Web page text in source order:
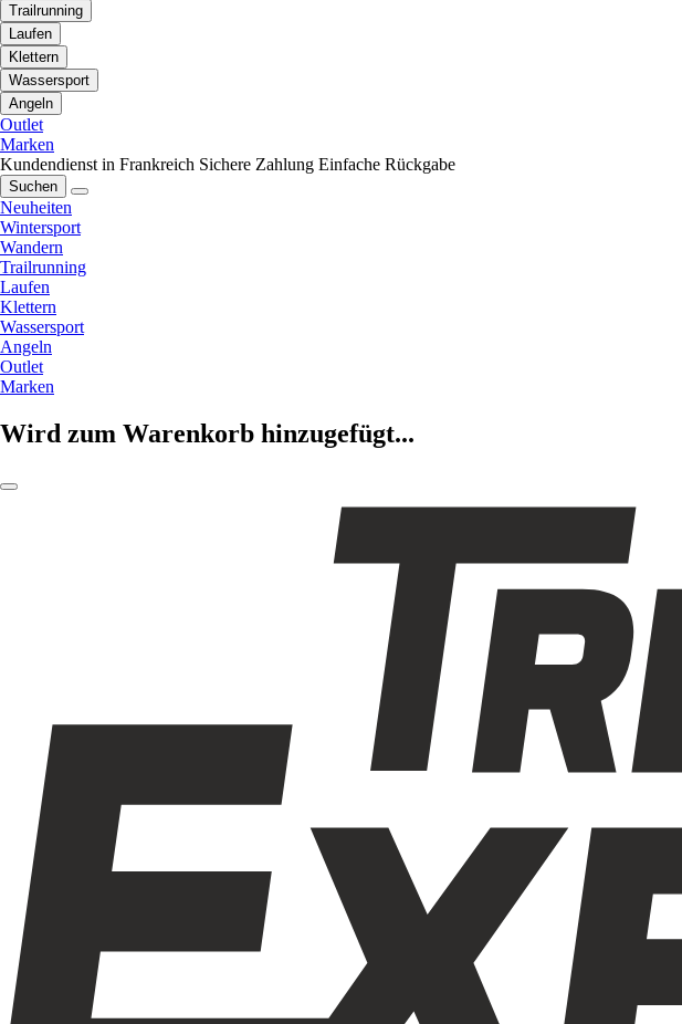
Trailrunning
Laufen
Klettern
Wassersport
Angeln
Outlet
Marken
Kundendienst in Frankreich Sichere Zahlung Einfache Rückgabe
Suchen
Neuheiten
Wintersport
Wandern
Trailrunning
Laufen
Klettern
Wassersport
Angeln
Outlet
Marken
Wird zum Warenkorb hinzugefügt...